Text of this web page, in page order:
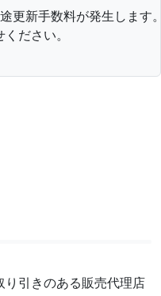
更新手数料が発生します
ださい。
引きのある販売代理店